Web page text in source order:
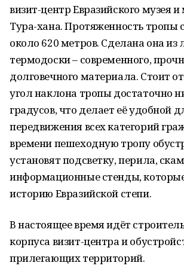
визит-центр Евразийского музея
Тура-хана. Протяженность тропы
около 620 метров. Сделана она из
термодоски – современного,
долговечного материала. Стоит
угол наклона тропы достаточно
градусов, что делает её удобной
передвижения всех категорий
времени пешеходную тропу
установят подсветку, перила,
информационные стенды,
историю Евразийской степи.
В настоящее время идёт
корпуса визит-центра и
прилегающих территорий.